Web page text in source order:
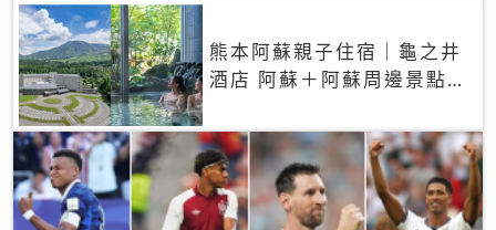
熊本阿蘇親子住宿｜龜之井
酒店 阿蘇＋阿蘇周邊景點一